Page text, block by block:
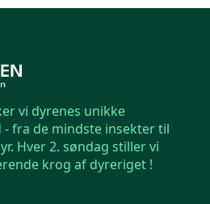
vi dyrenes unikke
fra de mindste insekter til
Hver 2. søndag stiller vi
krog af dyreriget !